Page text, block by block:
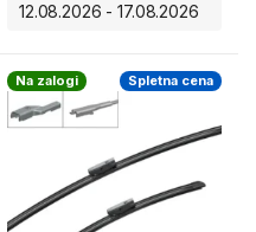
12.08.2026 - 17.08.2026
Na zalogi Spletna cena